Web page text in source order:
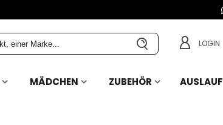
LOGIN
MÄDCHEN ZUBEHÖR AUSLAUF